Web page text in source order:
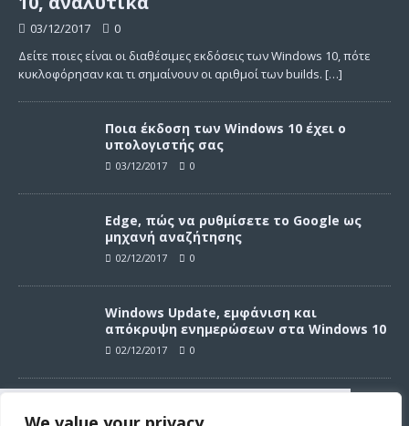
03/12/2017
0
Δείτε ποιες είναι οι διαθέσιμες εκδόσεις των Windows 10, πότε
κυκλοφόρησαν και τι σημαίνουν οι αριθμοί των builds. […]
Ποια έκδοση των Windows 10 έχει ο
υπολογιστής σας
03/12/2017 0
Edge, πώς να ρυθμίσετε το Google ως
μηχανή αναζήτησης
02/12/2017 0
Windows Update, εμφάνιση και
απόκρυψη ενημερώσεων στα Windows 10
02/12/2017 0
ενημερώσεων στα Windows 10